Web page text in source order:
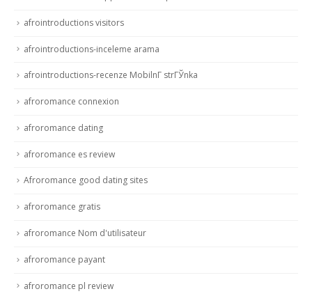
afrointroductions visitors
afrointroductions-inceleme arama
afrointroductions-recenze MobilnГ­ strГЎnka
afroromance connexion
afroromance dating
afroromance es review
Afroromance good dating sites
afroromance gratis
afroromance Nom d'utilisateur
afroromance payant
afroromance pl review